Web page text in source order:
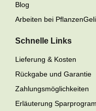
Blog
Arbeiten bei
Schnelle Links
Lieferung & Kosten
Rückgabe und Garantie
Zahlungsmöglichkeiten
Erläuterung